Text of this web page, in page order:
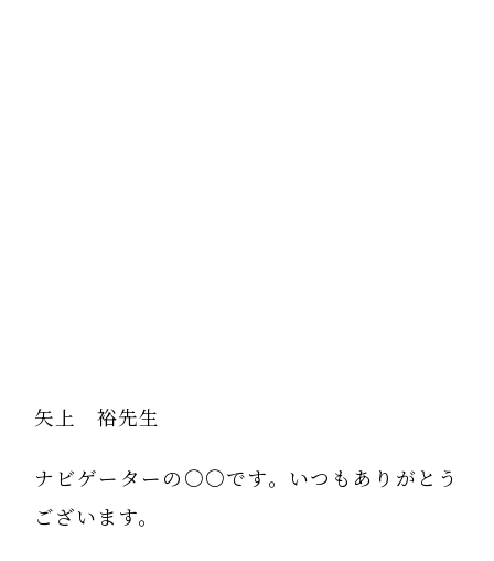
矢上 裕先生
ナビゲーターの〇〇です。いつもありがとう
ございます。